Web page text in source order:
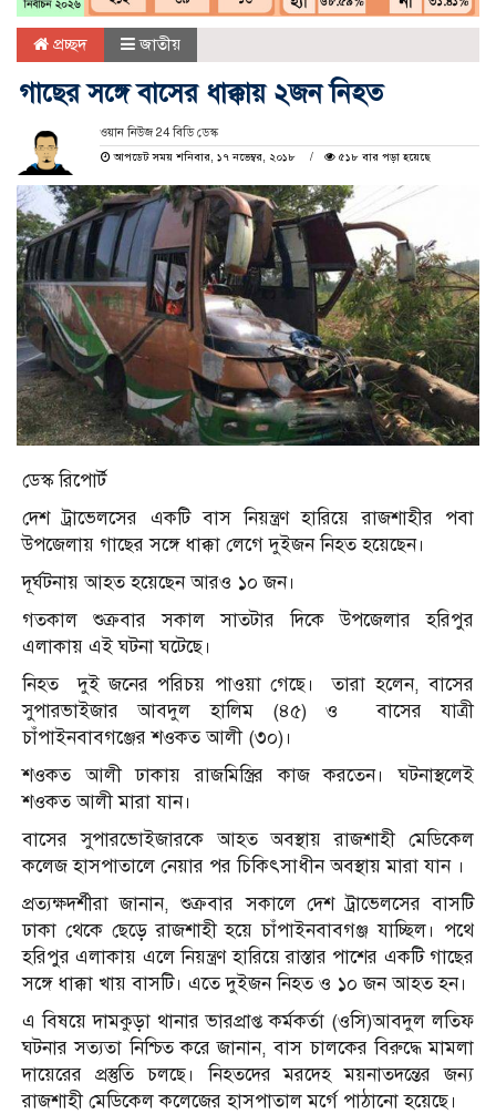
প্রচ্ছদ জাতীয়
গাছের সঙ্গে বাসের ধাক্কায় ২জন নিহত
ওয়ান নিউজ 24 বিডি ডেস্ক
আপডেট সময় শনিবার, ১৭ নভেম্বর, ২০১৮
৫১৮ বার পড়া হয়েছে
ডেস্ক রিপোর্ট
দেশ ট্রাভেলসের একটি বাস নিয়ন্ত্রণ হারিয়ে রাজশাহীর পবা
উপজেলায় গাছের সঙ্গে ধাক্কা লেগে দুইজন নিহত হয়েছেন।
দূর্ঘটনায় আহত হয়েছেন আরও ১০ জন।
গতকাল শুক্রবার সকাল সাতটার দিকে উপজেলার হরিপুর
এলাকায় এই ঘটনা ঘটেছে।
নিহত দুই জনের পরিচয় পাওয়া গেছে। তারা হলেন, বাসের
সুপারভাইজার আবদুল হালিম (৪৫) ও বাসের যাত্রী
চাঁপাইনবাবগঞ্জের শওকত আলী (৩০)।
শওকত আলী ঢাকায় রাজমিস্ত্রির কাজ করতেন। ঘটনাস্থলেই
শওকত আলী মারা যান।
বাসের সুপারভােইজারকে আহত অবস্থায় রাজশাহী মেডিকেল
কলেজ হাসপাতালে নেয়ার পর চিকিৎসাধীন অবস্থায় মারা যান ।
প্রত্যক্ষদর্শীরা জানান, শুক্রবার সকালে দেশ ট্রাভেলসের বাসটি
ঢাকা থেকে ছেড়ে রাজশাহী হয়ে চাঁপাইনবাবগঞ্জ যাচ্ছিল। পথে
হরিপুর এলাকায় এলে নিয়ন্ত্রণ হারিয়ে রাস্তার পাশের একটি গাছের
সঙ্গে ধাক্কা খায় বাসটি। এতে দুইজন নিহত ও ১০ জন আহত হন।
এ বিষয়ে দামকুড়া থানার ভারপ্রাপ্ত কর্মকর্তা (ওসি)আবদুল লতিফ
ঘটনার সত্যতা নিশ্চিত করে জানান, বাস চালকের বিরুদ্ধে মামলা
দায়েরের প্রস্তুতি চলছে। নিহতদের মরদেহ ময়নাতদন্তের জন্য
রাজশাহী মেডিকেল কলেজের হাসপাতাল মর্গে পাঠানো হয়েছে।